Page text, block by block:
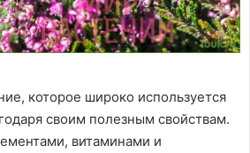
которое широко используется
своим полезным свойствам.
витаминами и